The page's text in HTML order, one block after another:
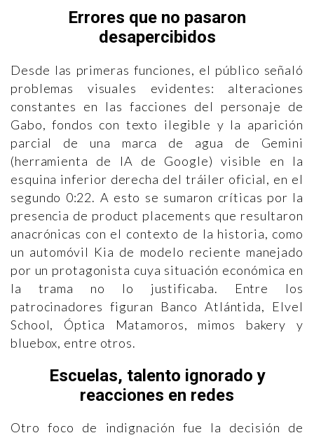
Errores que no pasaron
desapercibidos
Desde las primeras funciones, el público señaló
problemas visuales evidentes: alteraciones
constantes en las facciones del personaje de
Gabo, fondos con texto ilegible y la aparición
parcial de una marca de agua de Gemini
(herramienta de IA de Google) visible en la
esquina inferior derecha del tráiler oficial, en el
segundo 0:22. A esto se sumaron críticas por la
presencia de product placements que resultaron
anacrónicas con el contexto de la historia, como
un automóvil Kia de modelo reciente manejado
por un protagonista cuya situación económica en
la trama no lo justificaba. Entre los
patrocinadores figuran Banco Atlántida, Elvel
School, Óptica Matamoros, mimos bakery y
bluebox, entre otros.
Escuelas, talento ignorado y
reacciones en redes
Otro foco de indignación fue la decisión de